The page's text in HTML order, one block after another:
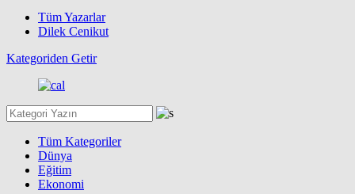
Tüm Yazarlar
Dilek Cenikut
Kategoriden Getir
Tüm Kategoriler
Dünya
Eğitim
Ekonomi